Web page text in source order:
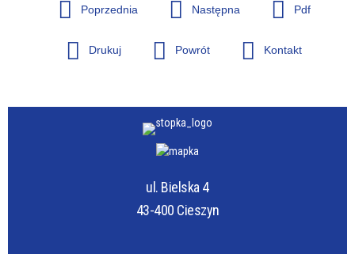
Poprzednia Następna Pdf
Drukuj Powrót Kontakt
ul. Bielska 4
43-400 Cieszyn